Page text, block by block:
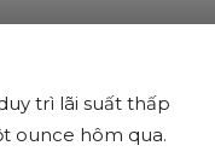
trì lãi suất thấp
ounce hôm qua.